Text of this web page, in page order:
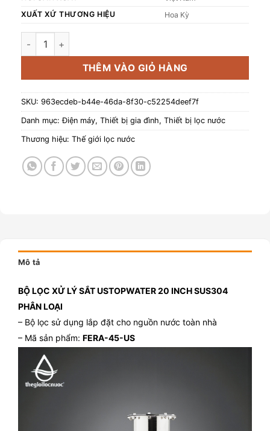
XUẤT XỨ THƯƠNG HIỆU
Hoa Kỳ
Bộ lọc xử lý sắt USTopwater SUS304, Model: Fera-45-
THÊM VÀO GIỎ HÀNG
SKU: 963ecdeb-b44e-46da-8f30-c52254deef7f
Danh mục:Điện máy, Thiết bị gia đình, Thiết bị lọc nước
Thương hiệu: Thế giới lọc nước
Mô tả
BỘ LỌC XỬ LÝ SẮT USTOPWATER 20 INCH SUS304
PHÂN LOẠI
– Bộ lọc sử dụng lắp đặt cho nguồn nước toàn nhà
– Mã sản phẩm: FERA-45-US